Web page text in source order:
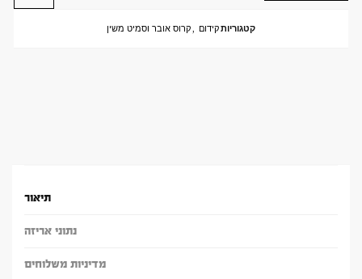
קטגוריותקידום ,קרוס אובר וסמיט משין
תיאור
נתוני אריזה
מדיניות משלוחים